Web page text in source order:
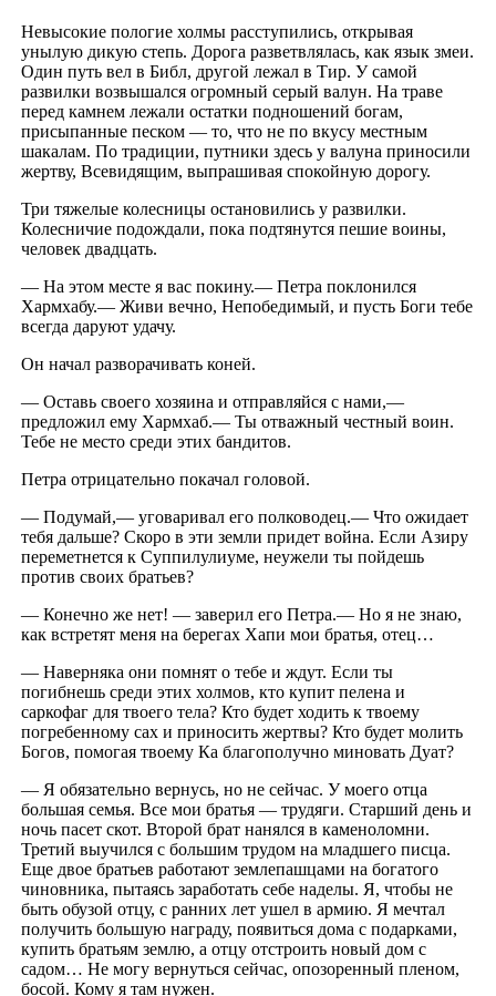
Невысокие пологие холмы расступились, открывая
унылую дикую степь. Дорога разветвлялась, как язык змеи.
Один путь вел в Библ, другой лежал в Тир. У самой
развилки возвышался огромный серый валун. На траве
перед камнем лежали остатки подношений богам,
присыпанные песком — то, что не по вкусу местным
шакалам. По традиции, путники здесь у валуна приносили
жертву, Всевидящим, выпрашивая спокойную дорогу.
Три тяжелые колесницы остановились у развилки.
Колесничие подождали, пока подтянутся пешие воины,
человек двадцать.
— На этом месте я вас покину.— Петра поклонился
Хармхабу.— Живи вечно, Непобедимый, и пусть Боги тебе
всегда даруют удачу.
Он начал разворачивать коней.
— Оставь своего хозяина и отправляйся с нами,—
предложил ему Хармхаб.— Ты отважный честный воин.
Тебе не место среди этих бандитов.
Петра отрицательно покачал головой.
— Подумай,— уговаривал его полководец.— Что ожидает
тебя дальше? Скоро в эти земли придет война. Если Азиру
переметнется к Суппилулиуме, неужели ты пойдешь
против своих братьев?
— Конечно же нет! — заверил его Петра.— Но я не знаю,
как встретят меня на берегах Хапи мои братья, отец…
— Наверняка они помнят о тебе и ждут. Если ты
погибнешь среди этих холмов, кто купит пелена и
саркофаг для твоего тела? Кто будет ходить к твоему
погребенному сах и приносить жертвы? Кто будет молить
Богов, помогая твоему Ка благополучно миновать Дуат?
— Я обязательно вернусь, но не сейчас. У моего отца
большая семья. Все мои братья — трудяги. Старший день и
ночь пасет скот. Второй брат нанялся в каменоломни.
Третий выучился с большим трудом на младшего писца.
Еще двое братьев работают землепашцами на богатого
чиновника, пытаясь заработать себе наделы. Я, чтобы не
быть обузой отцу, с ранних лет ушел в армию. Я мечтал
получить большую награду, появиться дома с подарками,
купить братьям землю, а отцу отстроить новый дом с
садом… Не могу вернуться сейчас, опозоренный пленом,
босой. Кому я там нужен.